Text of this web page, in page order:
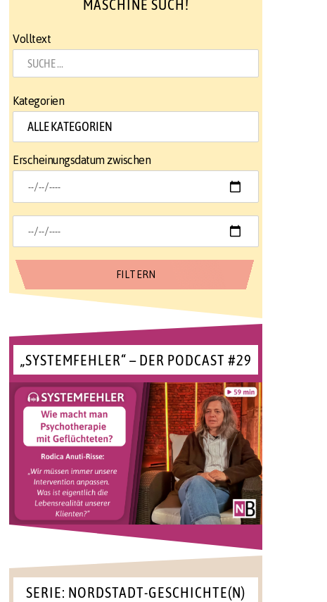
MASCHINE SUCH!
Volltext
Kategorien
Erscheinungsdatum zwischen
„SYSTEMFEHLER“ – DER PODCAST #29
SERIE: NORDSTADT-GESCHICHTE(N)